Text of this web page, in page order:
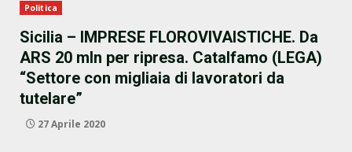
Politica
Sicilia – IMPRESE FLOROVIVAISTICHE. Da
ARS 20 mln per ripresa. Catalfamo (LEGA)
“Settore con migliaia di lavoratori da
tutelare”
27 Aprile 2020